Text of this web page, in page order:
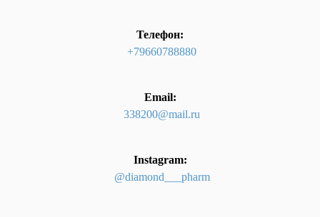
Телефон:
+79660788880
Email:
338200@mail.ru
Instagram:
@diamond___pharm